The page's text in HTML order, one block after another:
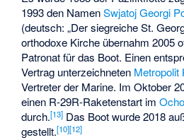
1993 den NamenSwjatoj Georgi
(deutsch: „Der siegreiche St.
orthodoxe Kirche übernahm 2005
Patronat für das Boot. Einen
Vertrag unterzeichneten Metropolit
Vertreter der Marine. Im Oktober
einen R-29R-Raketenstart im
durch.[13] Das Boot wurde 2018
gestellt.[10][12]